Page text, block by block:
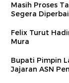
Masih Proses
Segera
Felix Turut
Mura
Bupati Pimpin
Jajaran ASN